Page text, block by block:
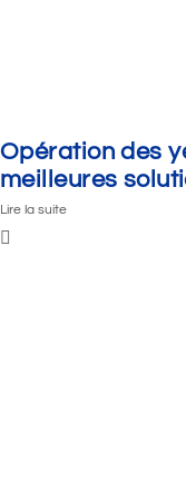
Opération des
meilleures
Lire la suite